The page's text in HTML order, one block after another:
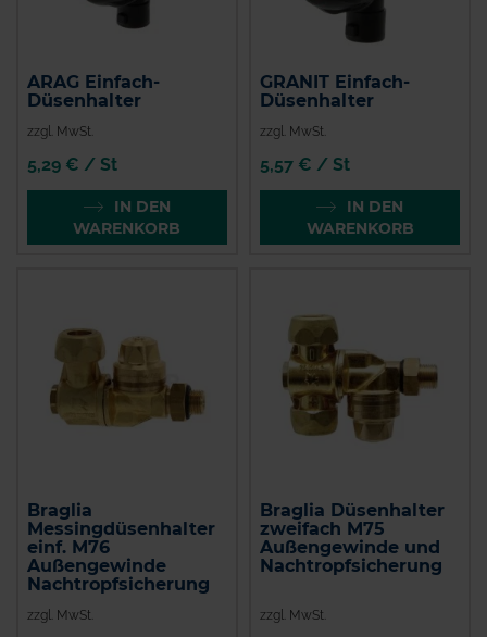
ARAG Einfach-
Düsenhalter
zzgl. MwSt.
5,29 € / St
IN DEN
WARENKORB
GRANIT Einfach-
Düsenhalter
zzgl. MwSt.
5,57 € / St
IN DEN
WARENKORB
Braglia
Messingdüsenhalter
einf. M76
Außengewinde
Nachtropfsicherung
zzgl. MwSt.
Braglia Düsenhalter
zweifach M75
Außengewinde und
Nachtropfsicherung
zzgl. MwSt.